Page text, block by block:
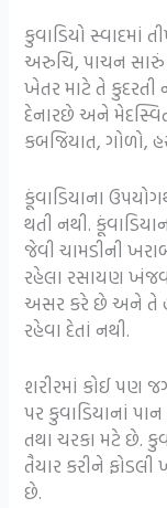
કુવાડિયો
અરુચિ, પાચન સારું
ખેતર માટે તે કુદરતી
દેનારછે અને
કબજિયાત, ગોળો,
કૂંવાડિયાના
થતી નથી.
જેવી ચામડીની
રહેલા રસાયણ
અસર કરે છે અને તે
રહેવા દેતાં નથી.
શરીરમાં કોઈ પણ
પર કુવાડિયાનાં
તથા ચરકા મટે છે.
તૈયાર કરીને
છે.